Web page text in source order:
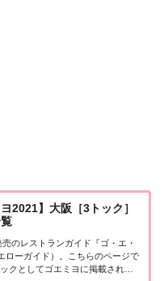
2021】大阪［3トック］
のレストランガイド『ゴ・エ・
ローガイド）。こちらのページで
クとしてゴエミヨに掲載された